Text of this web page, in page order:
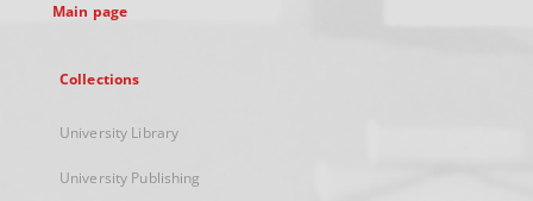
Main page
Collections
University Library
University Publishing